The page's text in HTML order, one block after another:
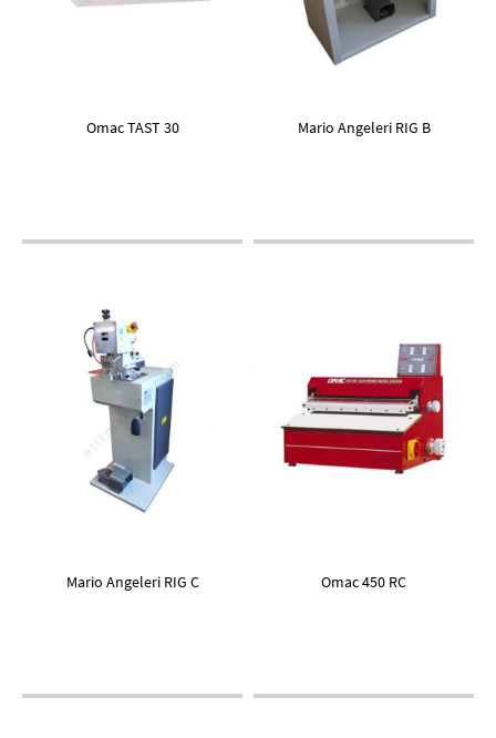
Omac TAST 30 Mario Angeleri RIG B
Mario Angeleri RIG C Omac 450 RC